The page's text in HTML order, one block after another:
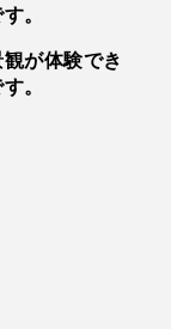
。
が体験でき
。